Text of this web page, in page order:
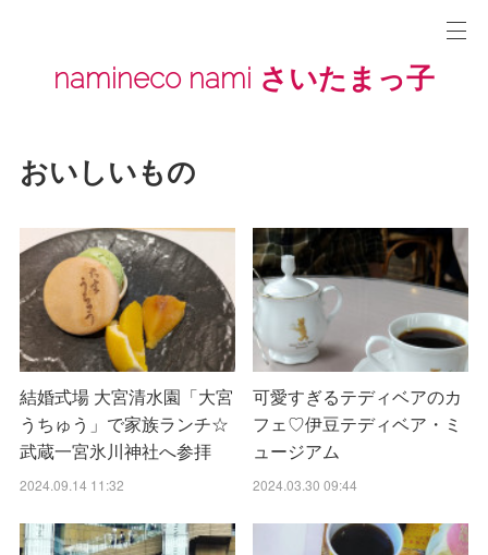
namineco nami さいたまっ子
おいしいもの
結婚式場 大宮清水園「大宮
うちゅう」で家族ランチ☆
武蔵一宮氷川神社へ参拝
2024.09.14 11:32
可愛すぎるテディベアのカ
フェ♡伊豆テディベア・ミ
ュージアム
2024.03.30 09:44